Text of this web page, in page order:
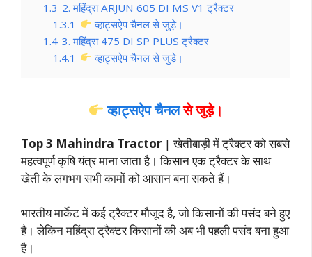
1.3 2. महिंद्रा ARJUN 605 DI MS V1 ट्रैक्टर
1.3.1
व्हाट्सऐप चैनल से जुड़े।
1.4 3. महिंद्रा 475 DI SP PLUS ट्रैक्टर
1.4.1
व्हाट्सऐप चैनल से जुड़े।
व्हाट्सऐप चैनलसे जुड़े।
Top 3 Mahindra Tractor | खेतीबाड़ी में ट्रैक्टर को सबसे
महत्वपूर्ण कृषि यंत्र माना जाता है। किसान एक ट्रैक्टर के साथ
खेती के लगभग सभी कामों को आसान बना सकते हैं।
भारतीय मार्केट में कई ट्रैक्टर मौजूद है, जो किसानों की पसंद बने हुए
है। लेकिन महिंद्रा ट्रैक्टर किसानों की अब भी पहली पसंद बना हुआ
है।